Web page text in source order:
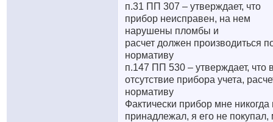
п.31 ПП 307 – утверждает, что
прибор неисправен, на нем
нарушены пломбы и
расчет должен производиться
нормативу
п.147 ПП 530 – утверждает, что
отсутствие прибора учета,
нормативу
Фактически прибор мне никогда
принадлежал, я его не покупал,